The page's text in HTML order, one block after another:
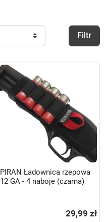
Filtr
PIRAN Ładownica rzepowa
12 GA - 4 naboje (czarna)
29,99 zł